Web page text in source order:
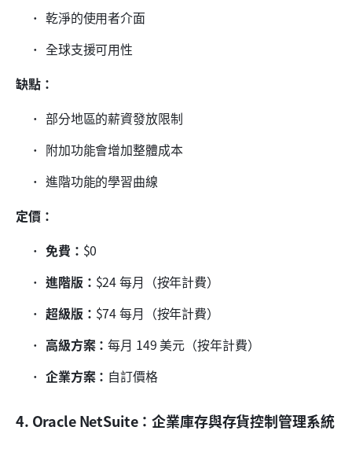
乾淨的使用者介面
全球支援可用性
缺點：
部分地區的薪資發放限制
附加功能會增加整體成本
進階功能的學習曲線
定價：
免費： $0
進階版： $24 每月（按年計費）
超級版： $74 每月（按年計費）
高級方案：每月 149 美元（按年計費）
企業方案： 自訂價格
4. Oracle NetSuite：企業庫存與存貨控制管理系統